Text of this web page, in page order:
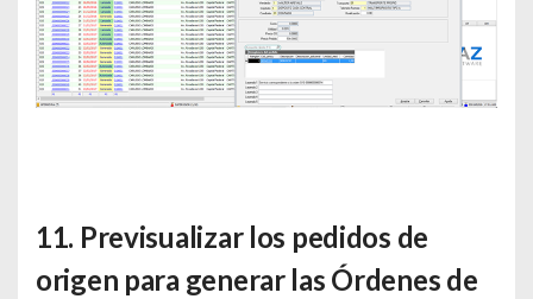
11. Previsualizar los pedidos de
origen para generar las Órdenes de